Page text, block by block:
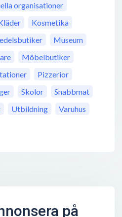
organisationer
Kosmetika
Museum
Möbelbutiker
Pizzerior
Skolor
Snabbmat
Utbildning
Varuhus
på